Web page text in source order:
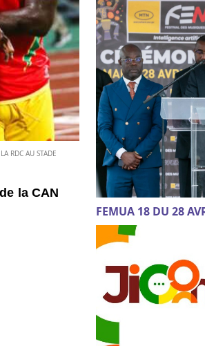
RDC AU STADE
la CAN
FEMUA 18 DU 28